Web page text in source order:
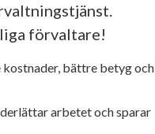
förvaltare!
kostnader, bättre betyg och
arbetet och sparar